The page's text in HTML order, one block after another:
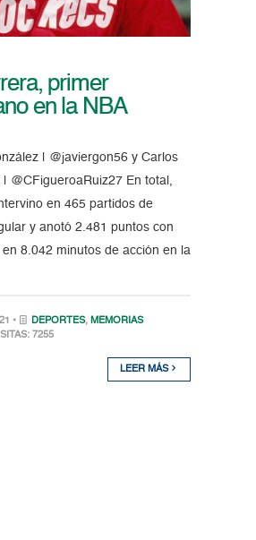
primer
en la NBA
| @javiergon56 y Carlos
| @CFigueroaRuiz27 En total,
en 465 partidos de
y anotó 2.481 puntos con
8.042 minutos de acción en la
• DEPORTES, MEMORIAS
7255
LEER MÁS